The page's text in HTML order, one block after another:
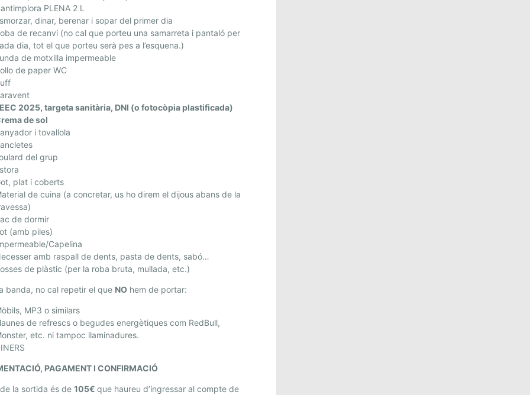
PLENA 2 L
dinar, berenar i sopar del primer dia
de recanvi (no cal que porteu una samarreta i pantaló per
dia, tot el que porteu serà pes a l’esquena.)
de motxilla impermeable
de paper WC
2025, targeta sanitària, DNI (o fotocòpia plastificada)
de sol
i tovallola
del grup
plat i coberts
de cuina (a concretar, us ho direm el dijous abans de la
de dormir
(amb piles)
Capelina
amb raspall de dents, pasta de dents, sabó…
de plàstic (per la roba bruta, mullada, etc.)
banda, no cal repetir el que NO hem de portar:
MP3 o similars
de refrescs o begudes energètiques com RedBull,
etc. ni tampoc llaminadures.
PAGAMENT I CONFIRMACIÓ
la sortida és de105€que haureu d’ingressar al compte de